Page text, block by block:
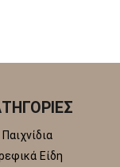
Παιχνίδια
Είδη